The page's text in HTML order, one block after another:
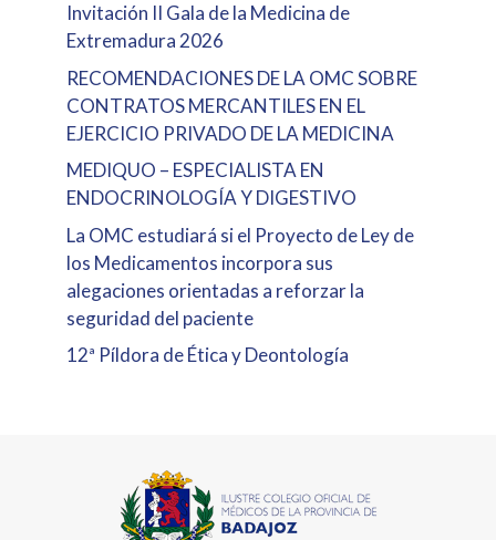
Invitación II Gala de la Medicina de
Extremadura 2026
RECOMENDACIONES DE LA OMC SOBRE
CONTRATOS MERCANTILES EN EL
EJERCICIO PRIVADO DE LA MEDICINA
MEDIQUO – ESPECIALISTA EN
ENDOCRINOLOGÍA Y DIGESTIVO
La OMC estudiará si el Proyecto de Ley de
los Medicamentos incorpora sus
alegaciones orientadas a reforzar la
seguridad del paciente
12ª Píldora de Ética y Deontología